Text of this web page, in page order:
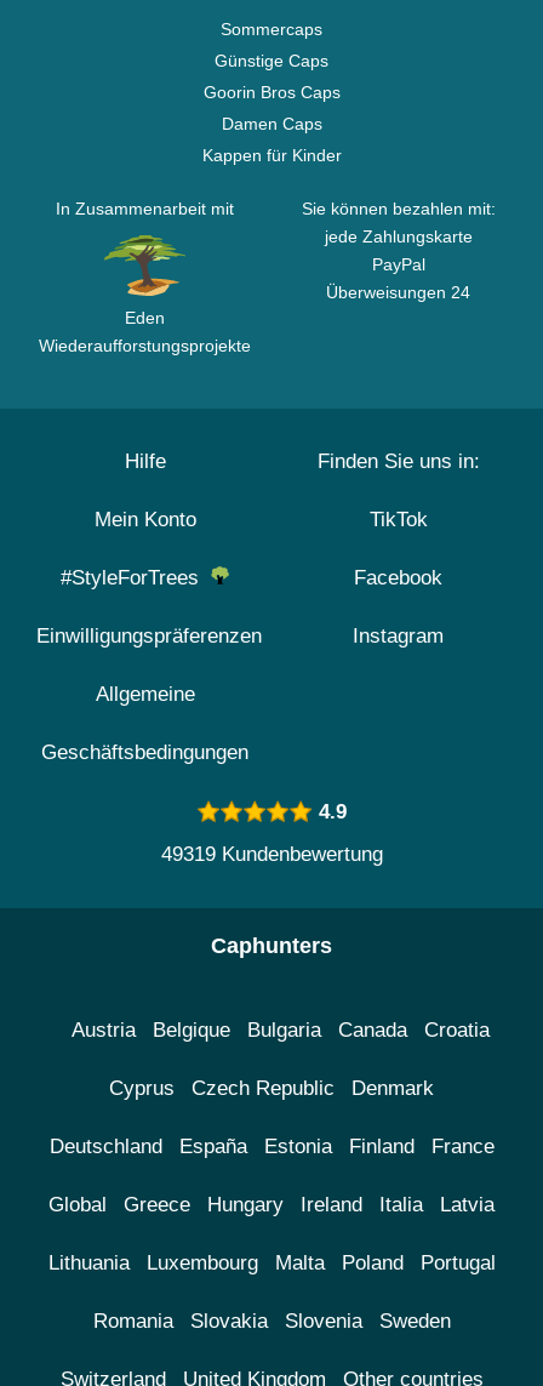
Sommercaps
Günstige Caps
Goorin Bros Caps
Damen Caps
Kappen für Kinder
In Zusammenarbeit mit
Eden
Wiederaufforstungsprojekte
Sie können bezahlen mit:
jede Zahlungskarte
PayPal
Überweisungen 24
Hilfe
Mein Konto
#StyleForTrees
Einwilligungspräferenzen
Allgemeine
Geschäftsbedingungen
Finden Sie uns in:
TikTok
Facebook
Instagram
4.9
49319 Kundenbewertung
Caphunters
Austria Belgique Bulgaria Canada Croatia
Cyprus Czech Republic Denmark
Deutschland España Estonia Finland France
Global Greece Hungary Ireland Italia Latvia
Lithuania Luxembourg Malta Poland Portugal
Romania Slovakia Slovenia Sweden
Switzerland United Kingdom Other countries